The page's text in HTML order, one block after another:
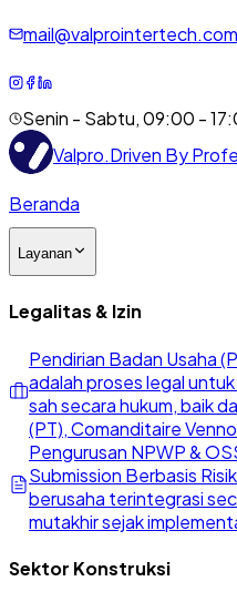
mail@valprointertech.com
Senin - Sabtu, 09:00 -
Valpro.Driven By
Beranda
Layanan
Legalitas & Izin
Pendirian Badan Usaha
adalah proses legal
sah secara hukum, baik
(PT), Comanditaire
Pengurusan NPWP &
Submission Berbasis
berusaha terintegrasi
mutakhir sejak
Sektor Konstruksi